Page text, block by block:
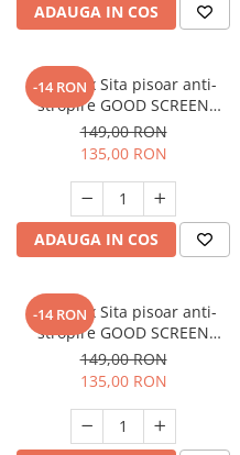
ADAUGA IN COS
-14 RON
SET: 10 x Sita pisoar anti-
stropire GOOD SCREEN
PowerFresh 30+, Purple Berry
149,00 RON
135,00 RON
ADAUGA IN COS
-14 RON
SET: 10 x Sita pisoar anti-
stropire GOOD SCREEN
PowerFresh 30+, Lavender
149,00 RON
135,00 RON